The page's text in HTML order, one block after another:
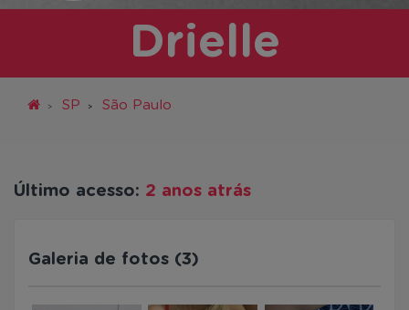
Drielle
SP São Paulo
Último acesso: 2 anos atrás
Galeria de fotos (3)